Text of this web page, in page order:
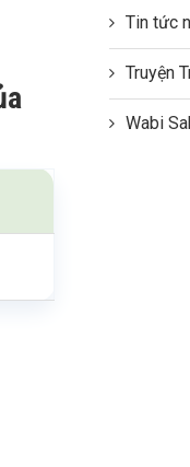
Tin tức
Truyện
Wabi